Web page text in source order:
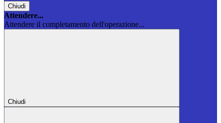
Chiudi
Attendere...
Attendere il completamento dell'operazione...
Chiudi